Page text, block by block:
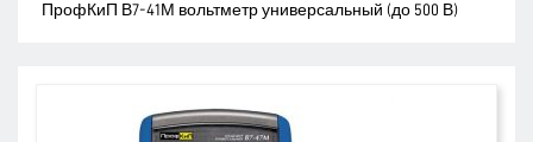
ПрофКиП В7-41М вольтметр универсальный (до 500 В)